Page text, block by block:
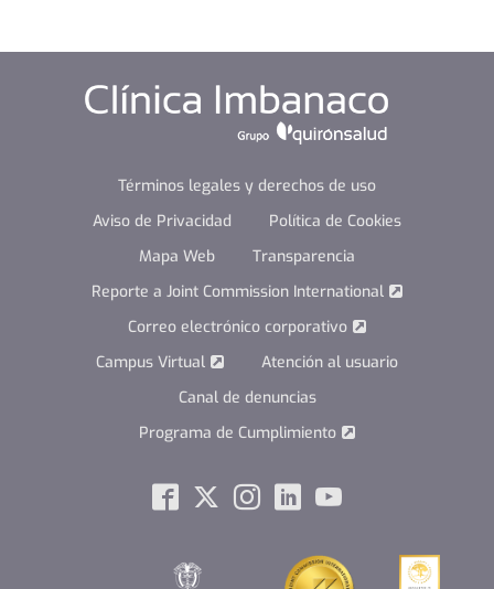
Términos legales y derechos de uso
Aviso de Privacidad
Política de Cookies
Mapa Web
Transparencia
Reporte a Joint Commission International
Correo electrónico corporativo
Campus Virtual
Atención al usuario
Canal de denuncias
Programa de Cumplimiento